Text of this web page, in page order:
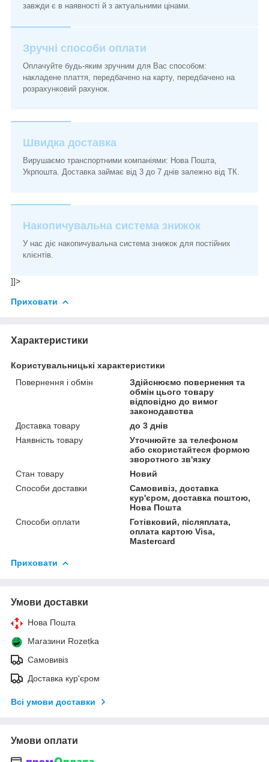
завжди є в наявності й з актуальними цінами.
Зручні способи оплати
Оплачуйте будь-яким зручним для Вас способом:
накладене плаття, передбачено на карту, передбачено на
розрахунковий рахунок.
Швидка доставка
Вирушаємо транспортними компаніями: Нова Пошта,
Укрпошта. Доставка займає від 3 до 7 днів залежно від ТК.
Накопичувальна система знижок
У нас діє накопичувальна система знижок для постійних
клієнтів.
]]>
Приховати
Характеристики
Користувальницькі характеристики
Повернення і обмін
Здійснюємо повернення та
обмін цього товару
відповідно до вимог
законодавства
Доставка товару
до 3 днів
Наявність товару
Уточнюйте за телефоном
або скористайтеся формою
зворотного зв'язку
Стан товару
Новий
Способи доставки
Самовивіз, доставка
кур'єром, доставка поштою,
Нова Пошта
Способи оплати
Готівковий, післяплата,
оплата картою Visa,
Mastercard
Приховати
Умови доставки
Нова Пошта
Магазини Rozetka
Самовивіз
Доставка кур'єром
Всі умови доставки
Умови оплати